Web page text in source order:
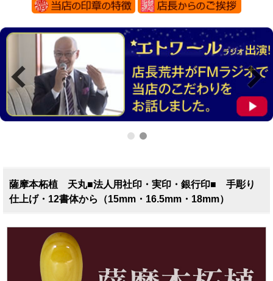
薩摩本柘植 天丸■法人用社印・実印・銀行印■ 手彫り
仕上げ・12書体から（15mm・16.5mm・18mm）